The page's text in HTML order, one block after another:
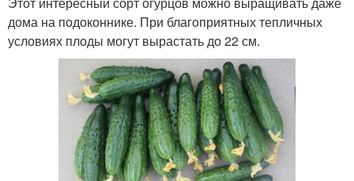
дома на подоконнике. При благоприятных тепличных
условиях плоды могут вырастать до 22 см.